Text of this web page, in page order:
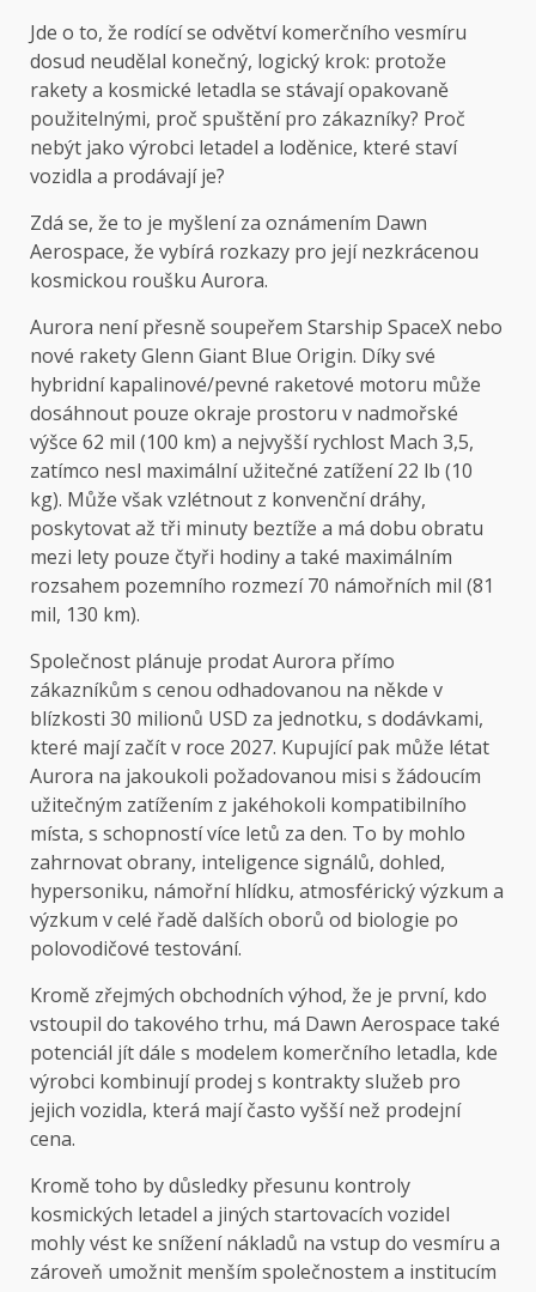
Jde o to, že rodící se odvětví komerčního vesmíru
dosud neudělal konečný, logický krok: protože
rakety a kosmické letadla se stávají opakovaně
použitelnými, proč spuštění pro zákazníky? Proč
nebýt jako výrobci letadel a loděnice, které staví
vozidla a prodávají je?
Zdá se, že to je myšlení za oznámením Dawn
Aerospace, že vybírá rozkazy pro její nezkrácenou
kosmickou roušku Aurora.
Aurora není přesně soupeřem Starship SpaceX nebo
nové rakety Glenn Giant Blue Origin. Díky své
hybridní kapalinové/pevné raketové motoru může
dosáhnout pouze okraje prostoru v nadmořské
výšce 62 mil (100 km) a nejvyšší rychlost Mach 3,5,
zatímco nesl maximální užitečné zatížení 22 lb (10
kg). Může však vzlétnout z konvenční dráhy,
poskytovat až tři minuty beztíže a má dobu obratu
mezi lety pouze čtyři hodiny a také maximálním
rozsahem pozemního rozmezí 70 námořních mil (81
mil, 130 km).
Společnost plánuje prodat Aurora přímo
zákazníkům s cenou odhadovanou na někde v
blízkosti 30 milionů USD za jednotku, s dodávkami,
které mají začít v roce 2027. Kupující pak může létat
Aurora na jakoukoli požadovanou misi s žádoucím
užitečným zatížením z jakéhokoli kompatibilního
místa, s schopností více letů za den. To by mohlo
zahrnovat obrany, inteligence signálů, dohled,
hypersoniku, námořní hlídku, atmosférický výzkum a
výzkum v celé řadě dalších oborů od biologie po
polovodičové testování.
Kromě zřejmých obchodních výhod, že je první, kdo
vstoupil do takového trhu, má Dawn Aerospace také
potenciál jít dále s modelem komerčního letadla, kde
výrobci kombinují prodej s kontrakty služeb pro
jejich vozidla, která mají často vyšší než prodejní
cena.
Kromě toho by důsledky přesunu kontroly
kosmických letadel a jiných startovacích vozidel
mohly vést ke snížení nákladů na vstup do vesmíru a
zároveň umožnit menším společnostem a institucím